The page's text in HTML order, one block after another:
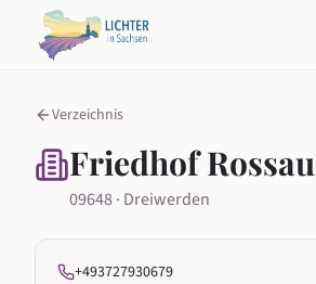
Verzeichnis
Friedhof Rossau
09648 · Dreiwerden
+493727930679